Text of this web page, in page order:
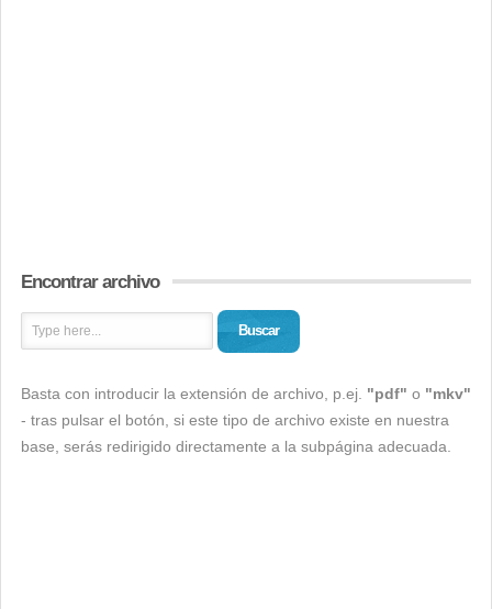
Encontrar archivo
Buscar
Basta con introducir la extensión de archivo, p.ej. "pdf" o "mkv"
- tras pulsar el botón, si este tipo de archivo existe en nuestra
base, serás redirigido directamente a la subpágina adecuada.